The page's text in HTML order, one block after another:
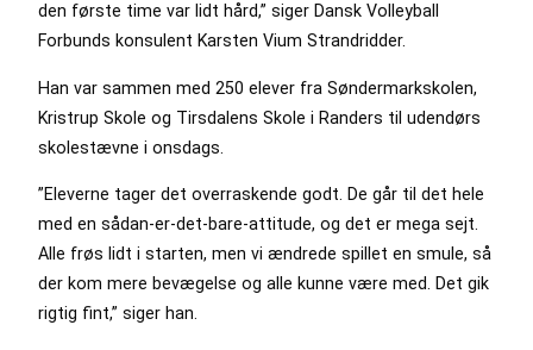
den første time var lidt hård,” siger Dansk Volleyball
Forbunds konsulent Karsten Vium Strandridder.
Han var sammen med 250 elever fra Søndermarkskolen,
Kristrup Skole og Tirsdalens Skole i Randers til udendørs
skolestævne i onsdags.
”Eleverne tager det overraskende godt. De går til det hele
med en sådan-er-det-bare-attitude, og det er mega sejt.
Alle frøs lidt i starten, men vi ændrede spillet en smule, så
der kom mere bevægelse og alle kunne være med. Det gik
rigtig fint,” siger han.